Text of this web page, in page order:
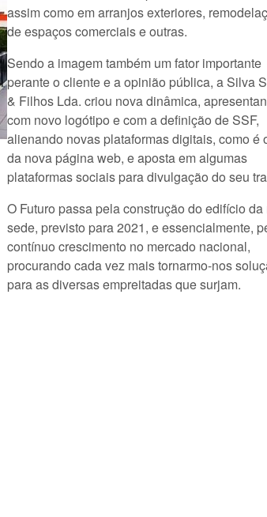
assim como em arranjos exteriores,
de espaços comerciais e outras.
Sendo a imagem também um fator importante
perante o cliente e a opinião pública, a Silva
& Filhos Lda. criou nova dinâmica,
com novo logótipo e com a definição de SSF,
alienando novas plataformas digitais, como é
da nova página web, e aposta em algumas
plataformas sociais para divulgação do seu
O Futuro passa pela construção do edifício da
sede, previsto para 2021, e essencialmente,
contínuo crescimento no mercado nacional,
procurando cada vez mais tornarmo-nos
para as diversas empreitadas que surjam.